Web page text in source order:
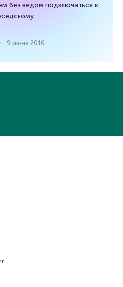
без ведом подключаться к
9 июня 2016